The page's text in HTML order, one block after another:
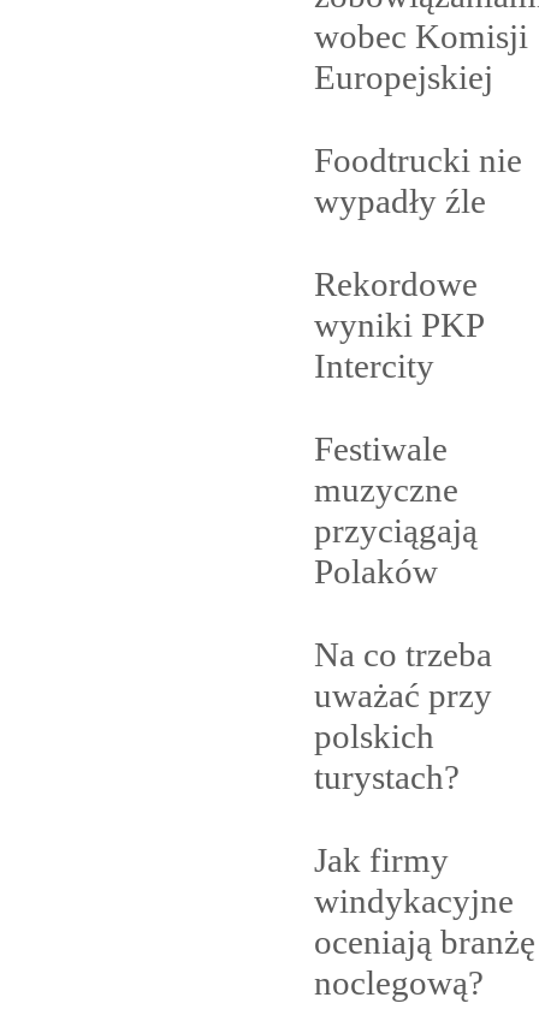
wobec Komisji
Europejskiej
Foodtrucki nie
wypadły źle
Rekordowe
wyniki PKP
Intercity
Festiwale
muzyczne
przyciągają
Polaków
Na co trzeba
uważać przy
polskich
turystach?
Jak firmy
windykacyjne
oceniają branżę
noclegową?